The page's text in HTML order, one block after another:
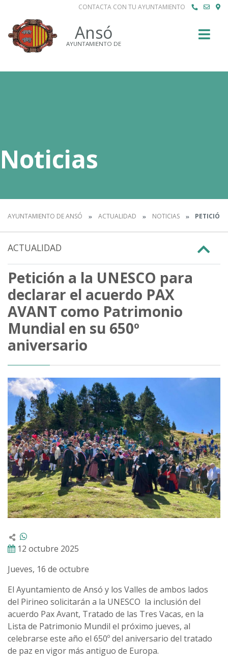
CONTACTA CON TU AYUNTAMIENTO
Ansó
AYUNTAMIENTO DE
Noticias
AYUNTAMIENTO DE ANSÓ ACTUALIDAD NOTICIAS PETICIÓN
ACTUALIDAD
Petición a la UNESCO para
declarar el acuerdo PAX
AVANT como Patrimonio
Mundial en su 650º
aniversario
12 octubre 2025
Jueves, 16 de octubre
El Ayuntamiento de Ansó y los Valles de ambos lados
del Pirineo solicitarán a la UNESCO la inclusión del
acuerdo Pax Avant, Tratado de las Tres Vacas, en la
Lista de Patrimonio Mundil el próximo jueves, al
celebrarse este año el 650º del aniversario del tratado
de paz en vigor más antiguo de Europa.